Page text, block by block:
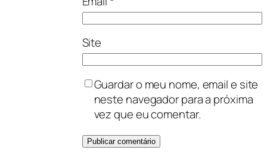
Site
Guardar o meu nome, email e site
neste navegador para a próxima
vez que eu comentar.